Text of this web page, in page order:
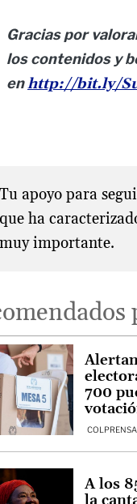
Gracias por
los contenidos y
enhttp://bit.ly/
Tu apoyo para
que ha
muy importante.
COLPRENSA
700
A los